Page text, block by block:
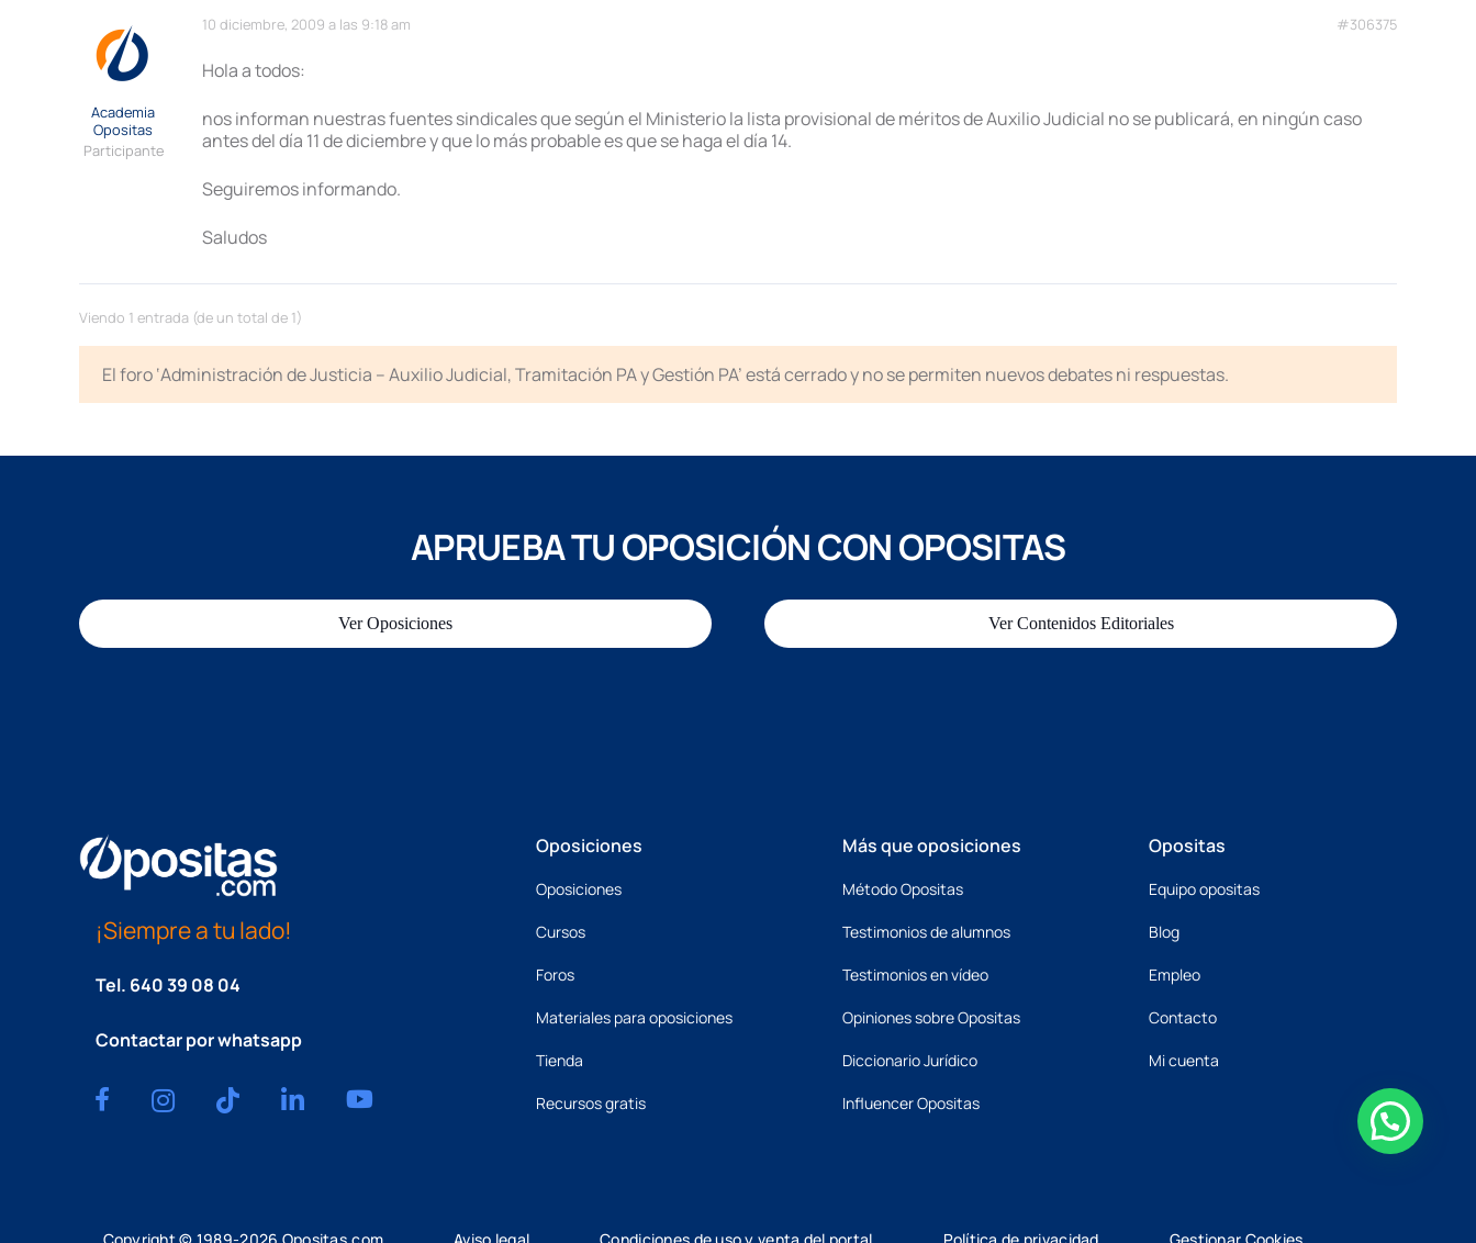
10 diciembre, 2009 a las 9:18 am #306375
Academia
Opositas
Participante
Hola a todos:
nos informan nuestras fuentes sindicales que según el Ministerio la lista provisional de méritos de Auxilio Judicial no se publicará, en ningún caso
antes del día 11 de diciembre y que lo más probable es que se haga el día 14.
Seguiremos informando.
Saludos
Viendo 1 entrada (de un total de 1)
El foro ‘Administración de Justicia – Auxilio Judicial, Tramitación PA y Gestión PA’ está cerrado y no se permiten nuevos debates ni respuestas.
APRUEBA TU OPOSICIÓN CON OPOSITAS
Ver Oposiciones Ver Contenidos Editoriales
¡Siempre a tu lado!
Tel. 640 39 08 04
Contactar por whatsapp
Oposiciones
Oposiciones
Cursos
Foros
Materiales para oposiciones
Tienda
Recursos gratis
Más que oposiciones
Método Opositas
Testimonios de alumnos
Testimonios en vídeo
Opiniones sobre Opositas
Diccionario Jurídico
Influencer Opositas
Opositas
Equipo opositas
Blog
Empleo
Contacto
Mi cuenta